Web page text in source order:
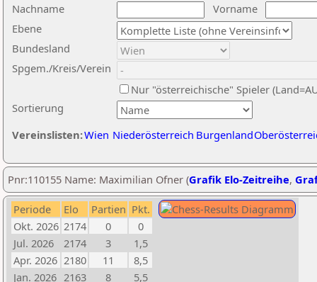
Nachname
Vorname
Ebene
Sortierung
Bundesland
Spgem./Kreis/Verein
Nur "österreichische" Spieler
Vereinslisten:Wien Niederösterreich Burgenland
Pnr:110155 Name: Maximilian Ofner (Grafik Elo-Zeitreihe,
Periode Elo Partien Pkt.
Okt. 2026 2174 0
0
Jul. 2026
2174 3
1,5
Apr. 2026 2180 11
8,5
Jan. 2026 2163 8
5,5